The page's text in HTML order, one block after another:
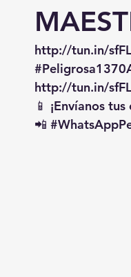
http://tun.in/
http://tun.in/
📱 ¡Envíanos
📲